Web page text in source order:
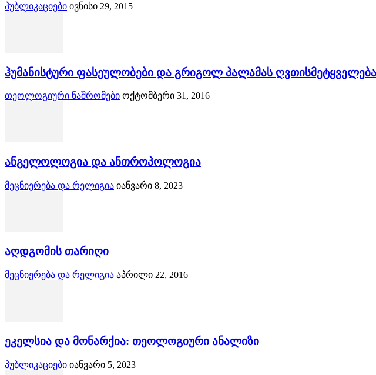
პუბლიკაციები ივნისი 29, 2015
ჰუმანისტური ფასეულობები და გრიგოლ პალამას ღვთისმეტყველება
თეოლოგიური ნაშრომები ოქტომბერი 31, 2016
ანგელოლოგია და ანთროპოლოგია
მეცნიერება და რელიგია იანვარი 8, 2023
აღდგომის თარიღი
მეცნიერება და რელიგია აპრილი 22, 2016
ეკელსია და მონარქია: თეოლოგიური ანალიზი
პუბლიკაციები იანვარი 5, 2023